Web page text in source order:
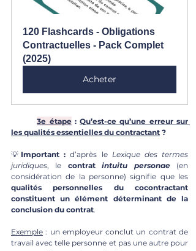
120 Flashcards - Obligations
Contractuelles - Pack Complet
(2025)
Acheter
3e étape : Qu’est-ce qu’une erreur sur
les qualités essentielles du contractant ?
💡 Important : d’après le Lexique des termes
juridiques, le contrat intuitu personae
(en
considération de la personne)
qualités personnelles du cocontractant
constituent un élément déterminant de la
conclusion du contrat.
Exemple : un employeur conclut un contrat de
travail avec telle personne et pas une autre pour